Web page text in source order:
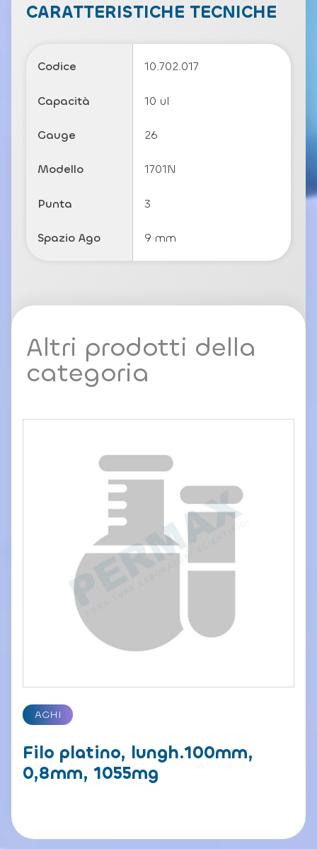
c
y
li
CARATTERISTICHE TECNICHE
Codice 10.702.017
Capacità 10 ul
Gauge 26
Modello 1701N
Punta 3
Spazio Ago 9 mm
Altri prodotti della
categoria
AGHI
Filo platino, lungh.100mm,
0,8mm, 1055mg